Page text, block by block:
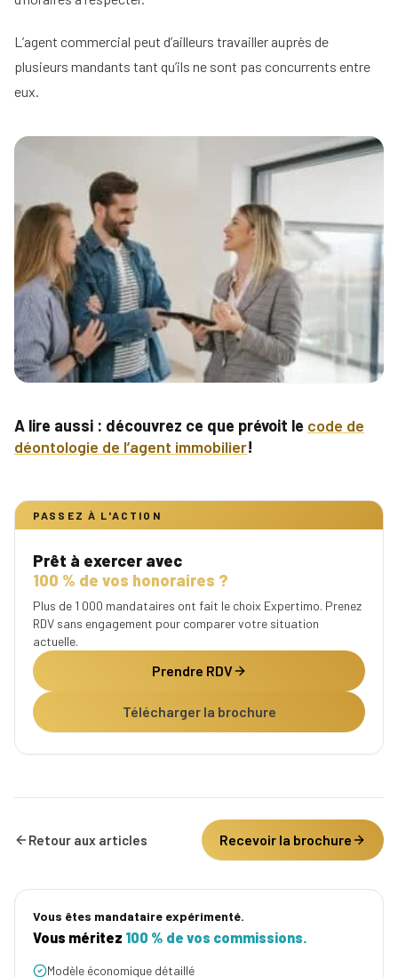
L’agent commercial peut d’ailleurs travailler auprès de
plusieurs mandants tant qu’ils ne sont pas concurrents entre
eux.
A lire aussi : découvrez ce que prévoit le code de
déontologie de l’agent immobilier!
PASSEZ À L'ACTION
Prêt à exercer avec
100 % de vos honoraires ?
Plus de 1 000 mandataires ont fait le choix Expertimo. Prenez
RDV sans engagement pour comparer votre situation
actuelle.
Prendre RDV
Télécharger la brochure
Retour aux articles Recevoir la brochure
Vous êtes mandataire expérimenté.
Vous méritez 100 % de vos commissions.
Modèle économique détaillé